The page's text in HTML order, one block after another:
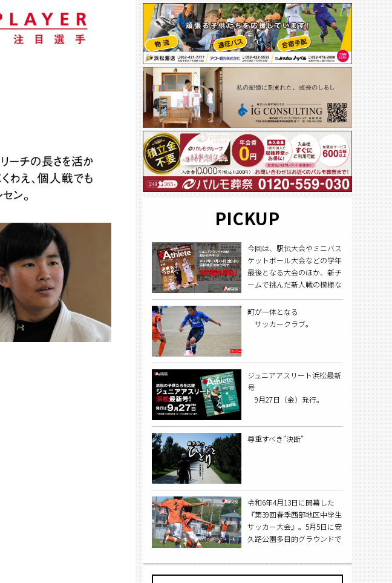
PICKUP
今回は、駅伝大会やミニバス
ケットボール大会などの学年
最後となる大会のほか、新チ
ームで挑んだ新人戦の模様な
日（金）より順次配布開始予
定です。
町が一体となる
サッカークラブ。
ジュニアアスリート浜松最新
号
9月27日（金）発行。
尊重すべき”決断”
令和6年4月13日に開幕した
『第39回春季西部地区中学生
サッカー大会』。5月5日に安
久路公園多目的グラウンドで
校が浜岡中学校に勝利を収
め、5年ぶりに大会を制し